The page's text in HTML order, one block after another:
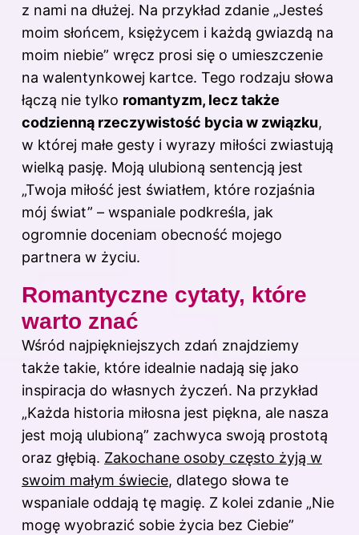
z nami na dłużej. Na przykład zdanie „Jesteś
moim słońcem, księżycem i każdą gwiazdą na
moim niebie” wręcz prosi się o umieszczenie
na walentynkowej kartce. Tego rodzaju słowa
łączą nie tylko romantyzm, lecz także
codzienną rzeczywistość bycia w związku,
w której małe gesty i wyrazy miłości zwiastują
wielką pasję. Moją ulubioną sentencją jest
„Twoja miłość jest światłem, które rozjaśnia
mój świat” – wspaniale podkreśla, jak
ogromnie doceniam obecność mojego
partnera w życiu.
Romantyczne cytaty, które
warto znać
Wśród najpiękniejszych zdań znajdziemy
także takie, które idealnie nadają się jako
inspiracja do własnych życzeń. Na przykład
„Każda historia miłosna jest piękna, ale nasza
jest moją ulubioną” zachwyca swoją prostotą
oraz głębią. Zakochane osoby często żyją w
swoim małym świecie, dlatego słowa te
wspaniale oddają tę magię. Z kolei zdanie „Nie
mogę wyobrazić sobie życia bez Ciebie”